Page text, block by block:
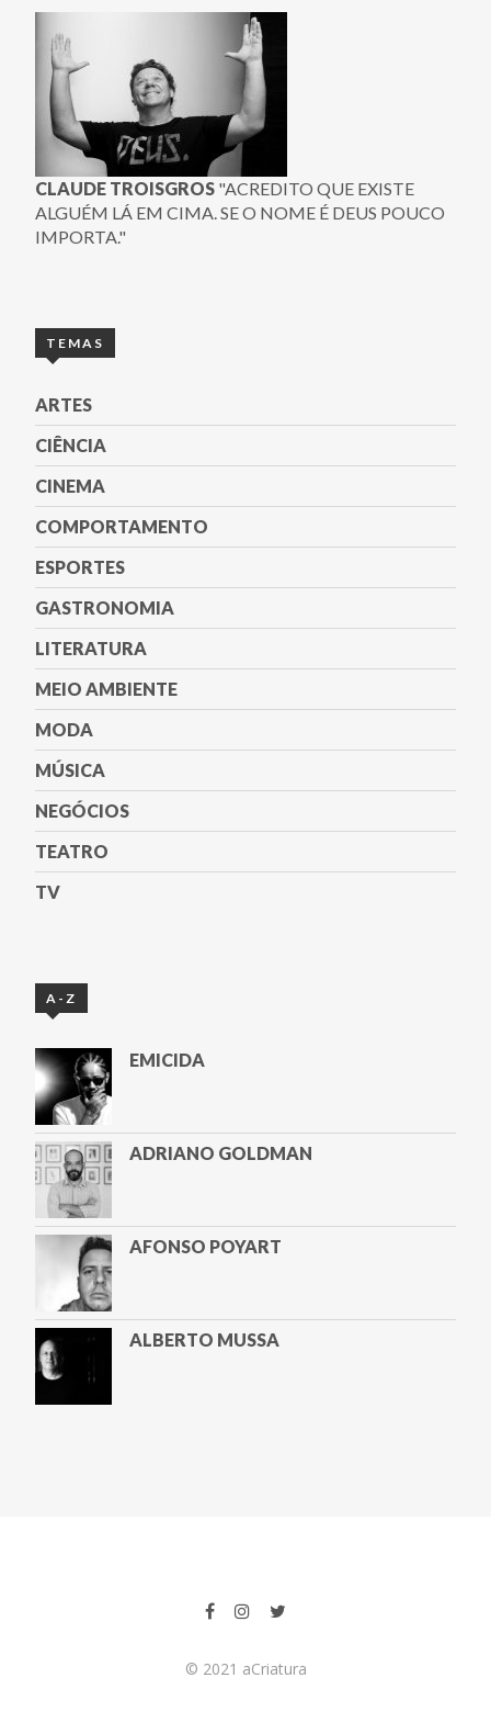
CLAUDE TROISGROS "ACREDITO QUE EXISTE
ALGUÉM LÁ EM CIMA. SE O NOME É DEUS POUCO
IMPORTA."
TEMAS
ARTES
CIÊNCIA
CINEMA
COMPORTAMENTO
ESPORTES
GASTRONOMIA
LITERATURA
MEIO AMBIENTE
MODA
MÚSICA
NEGÓCIOS
TEATRO
TV
A-Z
EMICIDA
ADRIANO GOLDMAN
AFONSO POYART
ALBERTO MUSSA
AMYR KLINK
© 2021 aCriatura